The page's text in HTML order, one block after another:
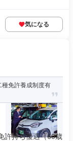
気になる
種免許養成制度有
許持ち優遇（60歳